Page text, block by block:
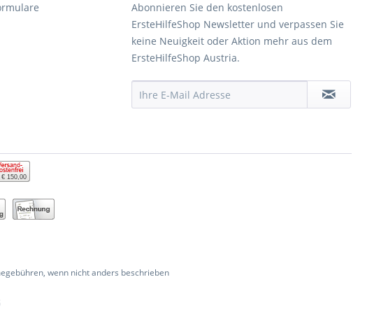
Abonnieren Sie den kostenlosen
ErsteHilfeShop Newsletter und verpassen Sie
keine Neuigkeit oder Aktion mehr aus dem
ErsteHilfeShop Austria.
€ 150,00
wenn nicht anders beschrieben